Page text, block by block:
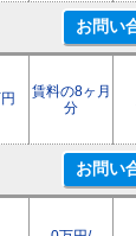
賃料の8ヶ月
分